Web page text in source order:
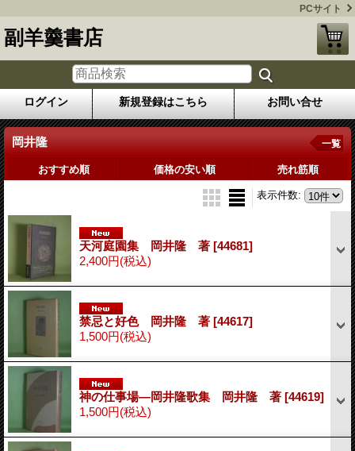
PCサイト
副羊羹書店
ログイン 新規登録はこちら お問い合せ
岡井隆 一覧
おすすめ順 価格の安い順 売れ筋順
表示件数:
天河庭園集 岡井隆 著 [44681]
2,400円(税込)
禁忌と好色 岡井隆 著 [44617]
1,500円(税込)
神の仕事場―岡井隆歌集 岡井隆 著 [44619]
1,500円(税込)